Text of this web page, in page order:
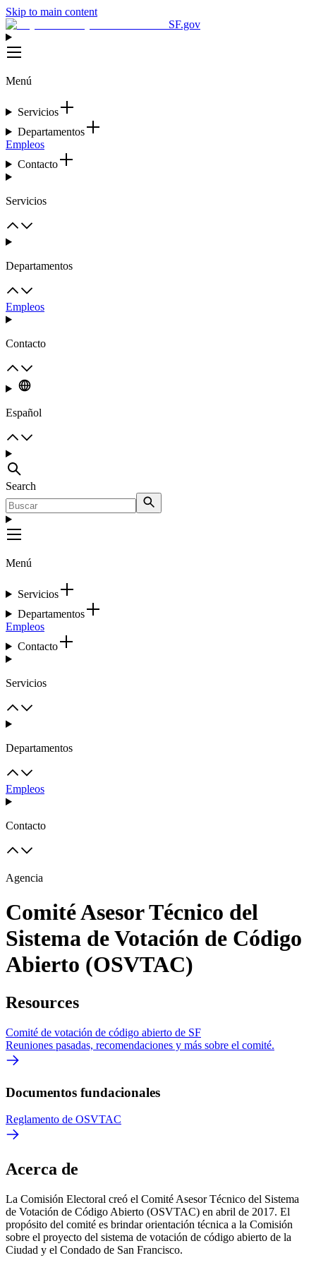
Skip to main content
SF.gov
Menú
Servicios
Departamentos
Empleos
Contacto
Servicios
Departamentos
Empleos
Contacto
Español
Search
Menú
Servicios
Departamentos
Empleos
Contacto
Servicios
Departamentos
Empleos
Contacto
Agencia
Comité Asesor Técnico del
Sistema de Votación de Código
Abierto (OSVTAC)
Resources
Comité de votación de código abierto de SF
Reuniones pasadas, recomendaciones y más sobre el comité.
Documentos fundacionales
Reglamento de OSVTAC
Acerca de
La Comisión Electoral creó el Comité Asesor Técnico del Sistema
de Votación de Código Abierto (OSVTAC) en abril de 2017. El
propósito del comité es brindar orientación técnica a la Comisión
sobre el proyecto del sistema de votación de código abierto de la
Ciudad y el Condado de San Francisco.